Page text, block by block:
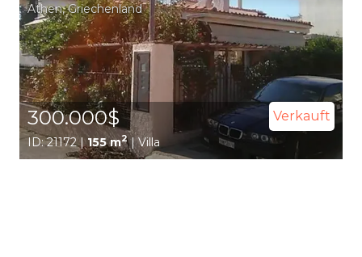
Athen,Griechenland
300.000$ Verkauft
ID: 21172 |155 m2| Villa